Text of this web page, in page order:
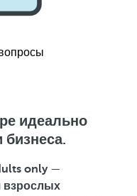
идеально
only —
взрослых